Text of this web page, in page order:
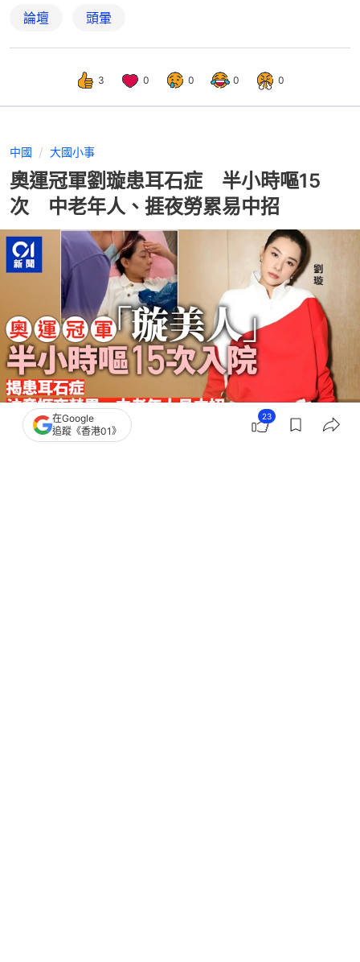
論壇 頭暈
3 0 0 0 0
中國 大國小事
奧運冠軍劉璇患耳石症 半小時嘔15
次 中老年人、捱夜勞累易中招
撰文：深圳報業
在Google
追蹤《香港01》
23